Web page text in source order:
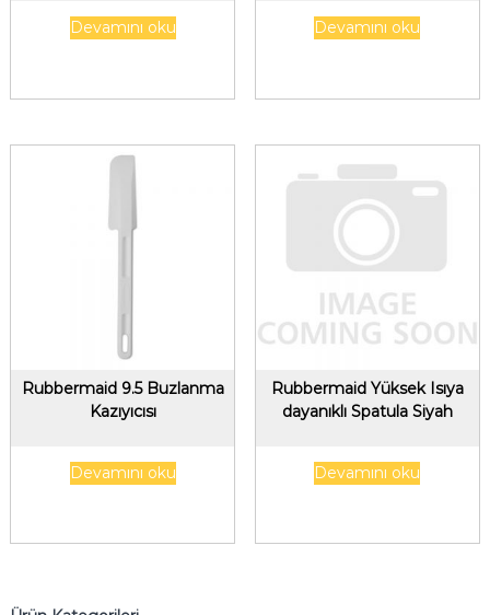
Devamını oku
Devamını oku
Rubbermaid 9.5 Buzlanma
Kazıyıcısı
Devamını oku
Rubbermaid Yüksek Isıya
dayanıklı Spatula Siyah
Devamını oku